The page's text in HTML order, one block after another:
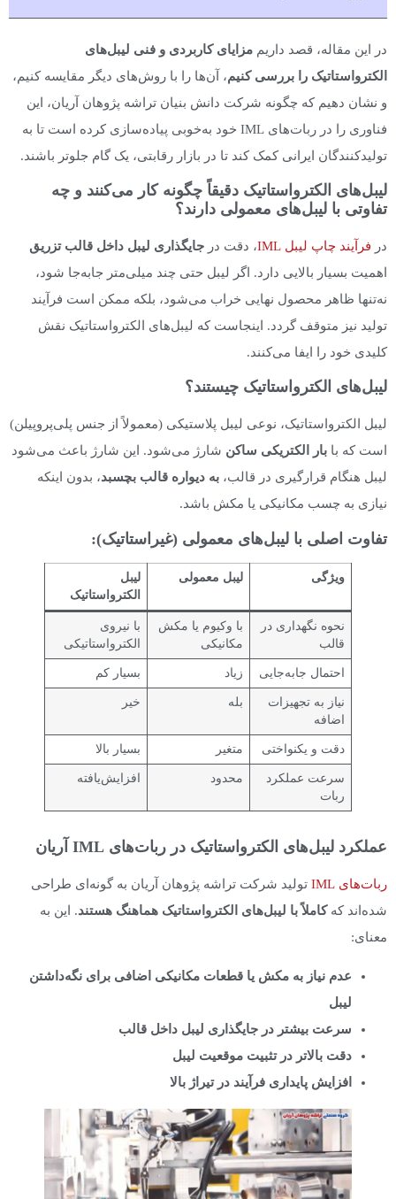
در این مقاله، قصد داریم مزایای کاربردی و فنی لیبل‌های
الکترواستاتیک را بررسی کنیم، آن‌ها را با روش‌های دیگر مقایسه کنیم،
و نشان دهیم که چگونه شرکت دانش بنیان تراشه پژوهان آریان، این
فناوری را در ربات‌های IML خود به‌خوبی پیاده‌سازی کرده است تا به
تولیدکنندگان ایرانی کمک کند تا در بازار رقابتی، یک گام جلوتر باشند.
لیبل‌های الکترواستاتیک دقیقاً چگونه کار می‌کنند و چه
تفاوتی با لیبل‌های معمولی دارند؟
در فرآیند چاپ لیبل IML ، دقت در جایگذاری لیبل داخل قالب تزریق
اهمیت بسیار بالایی دارد. اگر لیبل حتی چند میلی‌متر جابه‌جا شود،
نه‌تنها ظاهر محصول نهایی خراب می‌شود، بلکه ممکن است فرآیند
تولید نیز متوقف گردد. اینجاست که لیبل‌های الکترواستاتیک نقش
کلیدی خود را ایفا می‌کنند.
لیبل‌های الکترواستاتیک چیستند؟
لیبل الکترواستاتیک، نوعی لیبل پلاستیکی (معمولاً از جنس پلی‌پروپیلن)
است که با بار الکتریکی ساکن شارژ می‌شود. این شارژ باعث می‌شود
لیبل هنگام قرارگیری در قالب، به دیواره قالب بچسبد، بدون اینکه
نیازی به چسب مکانیکی یا مکش باشد.
تفاوت اصلی با لیبل‌های معمولی (غیراستاتیک):
ویژگی لیبل معمولی
لیبل
الکترواستاتیک
نحوه نگهداری در
قالب
با وکیوم یا مکش
مکانیکی
با نیروی
الکترواستاتیکی
احتمال جابه‌جایی زیاد بسیار کم
نیاز به تجهیزات
اضافه
بله خیر
دقت و یکنواختی متغیر بسیار بالا
سرعت عملکرد
ربات
محدود افزایش‌یافته
عملکرد لیبل‌های الکترواستاتیک در ربات‌های IML آریان
ربات‌های IML
تولید شرکت تراشه پژوهان آریان به گونه‌ای طراحی
شده‌اند کهکاملاً با لیبل‌های الکترواستاتیک هماهنگ هستند. این به
معنای:
عدم نیاز به مکش یا قطعات مکانیکی اضافی برای نگه‌داشتن
لیبل
سرعت بیشتر در جایگذاری لیبل داخل قالب
دقت بالاتر در تثبیت موقعیت لیبل
افزایش پایداری فرآیند در تیراژ بالا